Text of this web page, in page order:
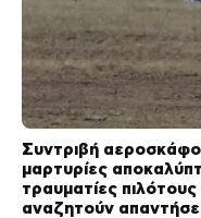
Συντριβή
μαρτυρίες
τραυματίες
αναζητούν